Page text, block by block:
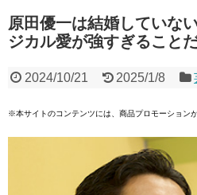
原田優一は結婚していな
ジカル愛が強すぎること
2024/10/21 2025/1/8
※本サイトのコンテンツには、商品プロモーション